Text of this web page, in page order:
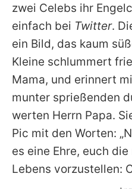
zwei Celebs ihr
einfach bei Twitter.
ein Bild, das kaum
Kleine schlummert
Mama, und erinnert
munter sprießenden
werten Herrn Papa.
Pic mit den Worten:
es eine Ehre, euch
Lebens vorzustellen: